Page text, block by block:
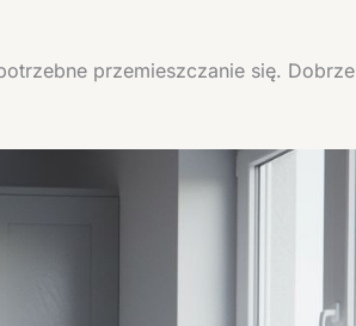
przemieszczanie się. Dobrze